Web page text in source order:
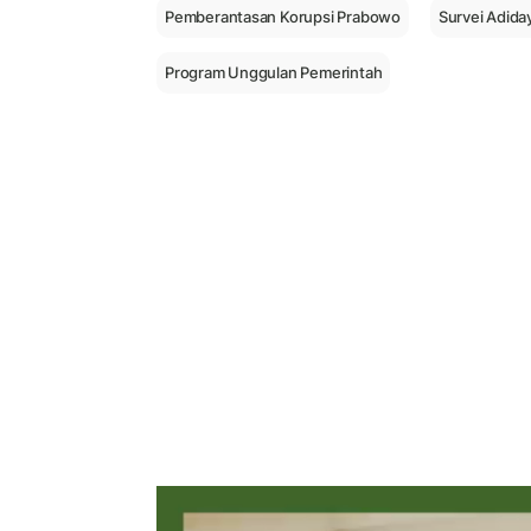
Pemberantasan Korupsi Prabowo Survei
Program Unggulan Pemerintah